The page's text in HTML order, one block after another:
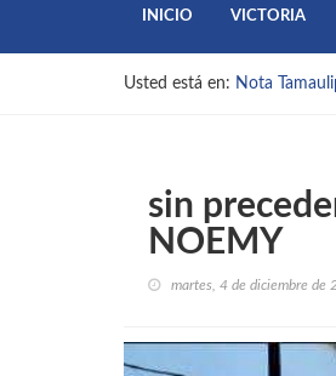
INICIO VICTORIA
Usted está en: Nota
sin
NOEMY
martes, 4 de diciembre de